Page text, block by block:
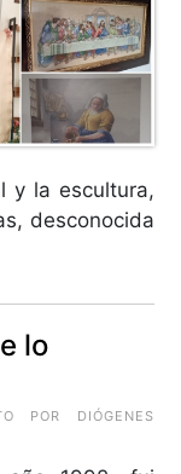
y la escultura,
desconocida
lo
POR
DIÓGENES